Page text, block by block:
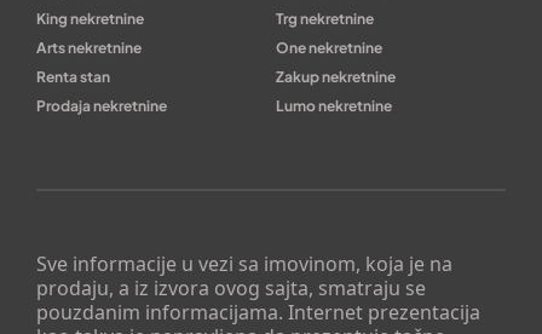
Sve informacije u vezi sa imovinom, koja je na
prodaju, a iz izvora ovog sajta, smatraju se
pouzdanim informacijama. Internet prezentacija
King nekretnine
Trg nekretnine
Arts nekretnine
One nekretnine
Renta stan
Zakup nekretnine
Prodaja nekretnine
Lumo nekretnine